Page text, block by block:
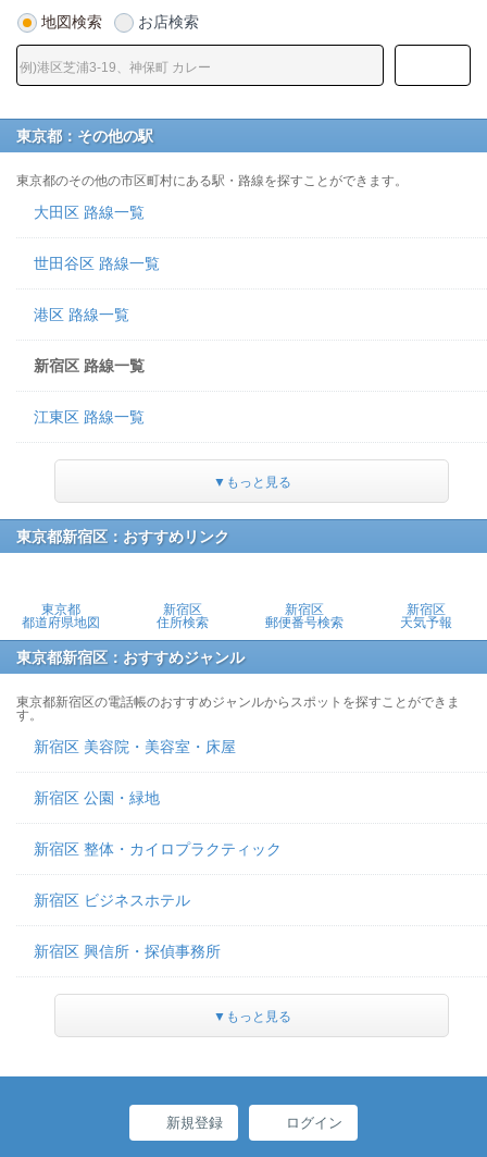
地図検索 お店検索
東京都：その他の駅
東京都のその他の市区町村にある駅・路線を探すことができます。
大田区 路線一覧
世田谷区 路線一覧
港区 路線一覧
新宿区 路線一覧
江東区 路線一覧
▼もっと見る
東京都新宿区：おすすめリンク
東京都
都道府県地図
新宿区
住所検索
新宿区
郵便番号検索
新宿区
天気予報
東京都新宿区：おすすめジャンル
東京都新宿区の電話帳のおすすめジャンルからスポットを探すことができま
す。
新宿区 美容院・美容室・床屋
新宿区 公園・緑地
新宿区 整体・カイロプラクティック
新宿区 ビジネスホテル
新宿区 興信所・探偵事務所
▼もっと見る
新規登録 ログイン